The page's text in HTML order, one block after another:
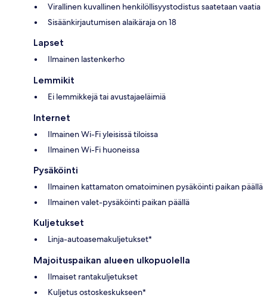
Virallinen kuvallinen henkilöllisyystodistus saatetaan vaatia
Sisäänkirjautumisen alaikäraja on 18
Lapset
Ilmainen lastenkerho
Lemmikit
Ei lemmikkejä tai avustajaeläimiä
Internet
Ilmainen Wi-Fi yleisissä tiloissa
Ilmainen Wi-Fi huoneissa
Pysäköinti
Ilmainen kattamaton omatoiminen pysäköinti paikan päällä
Ilmainen valet-pysäköinti paikan päällä
Kuljetukset
Linja-autoasemakuljetukset*
Majoituspaikan alueen ulkopuolella
Ilmaiset rantakuljetukset
Kuljetus ostoskeskukseen*